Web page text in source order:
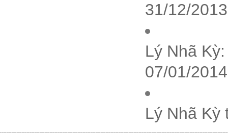
31/12/2013
Lý Nhã
07/01/2014
Lý Nhã Kỳ